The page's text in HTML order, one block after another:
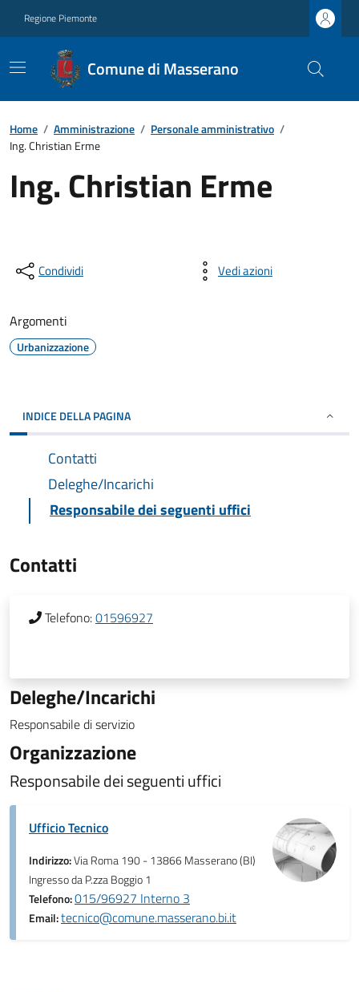
Regione Piemonte
Comune di Masserano
Home / Amministrazione / Personale amministrativo /
Ing. Christian Erme
Ing. Christian Erme
Condividi Vedi azioni
Argomenti
Urbanizzazione
INDICE DELLA PAGINA
Contatti
Deleghe/Incarichi
Responsabile dei seguenti uffici
Contatti
Telefono:01596927
Deleghe/Incarichi
Responsabile di servizio
Organizzazione
Responsabile dei seguenti uffici
Ufficio Tecnico
Indirizzo:Via Roma 190 - 13866 Masserano (BI)
Ingresso da P.zza Boggio 1
Telefono:015/96927 Interno 3
Email:tecnico@comune.masserano.bi.it